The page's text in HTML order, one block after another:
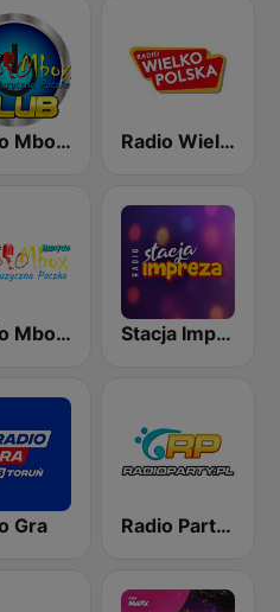
Radio Mbox - Club Radio Wielkopolska
Radio Mbox - DISCO POLO Stacja Impreza
Gra Radio Party - Kanał Vocal Trance